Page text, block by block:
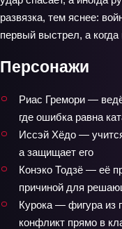
развязка, тем яснее:
первый выстрел, а
Персонажи
Риас Гремори —
где ошибка равна
Иссэй Хёдо —
а защищает его
Конэко Тодзё — её
причиной для
Курока — фигура из
конфликт прямо в